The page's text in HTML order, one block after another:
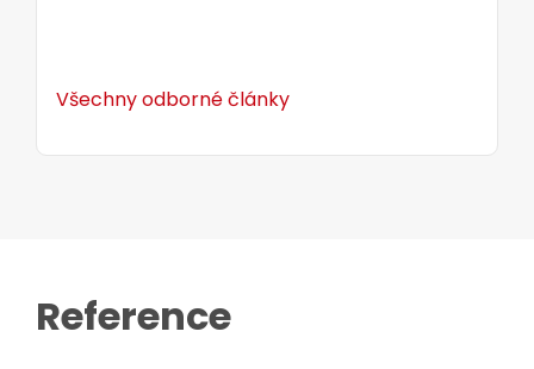
Všechny odborné články
Reference